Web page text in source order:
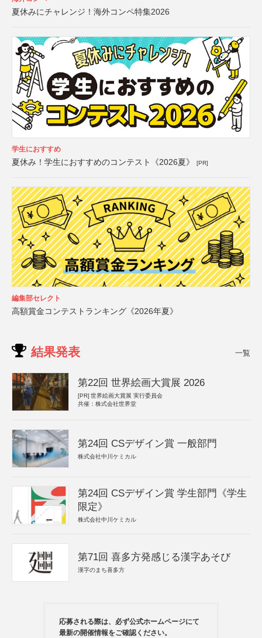
夏休みにチャレンジ！海外コンペ特集2026
学生におすすめ
夏休み！学生におすすめのコンテスト《2026夏》 [PR]
編集部セレクト
高額賞金コンテストランキング《2026年夏》
結果発表 一覧
第22回 世界絵画大賞展 2026
[PR] 世界絵画大賞展 実行委員会
共催：株式会社世界堂
第24回 CSデザイン賞 一般部門
株式会社中川ケミカル
第24回 CSデザイン賞 学生部門《学生
限定》
株式会社中川ケミカル
第71回 喜多方発感じる漢字あそび
漢字のまち喜多方
応募される際は、必ず公式ホームページにて
最新の開催情報をご確認ください。